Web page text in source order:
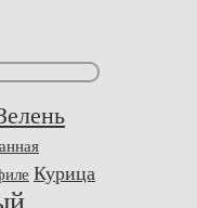
Курица